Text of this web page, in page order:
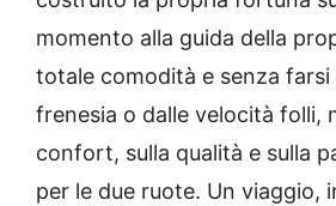
momento alla guida della
totale comodità e senza farsi
frenesia o dalle velocità folli,
confort, sulla qualità e sulla
per le due ruote. Un viaggio,